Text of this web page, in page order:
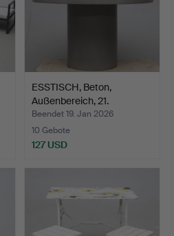
ESSTISCH, Beton,
Außenbereich, 21.
Jahrhun…
Beendet 19. Jan 2026
10 Gebote
127 USD